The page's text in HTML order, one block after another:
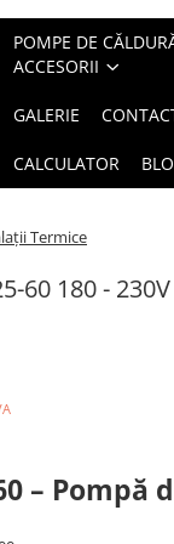
POMPE DE
ACCESORII
GALERIE
CALCULATOR
Termice
60 180 -
– Pompă